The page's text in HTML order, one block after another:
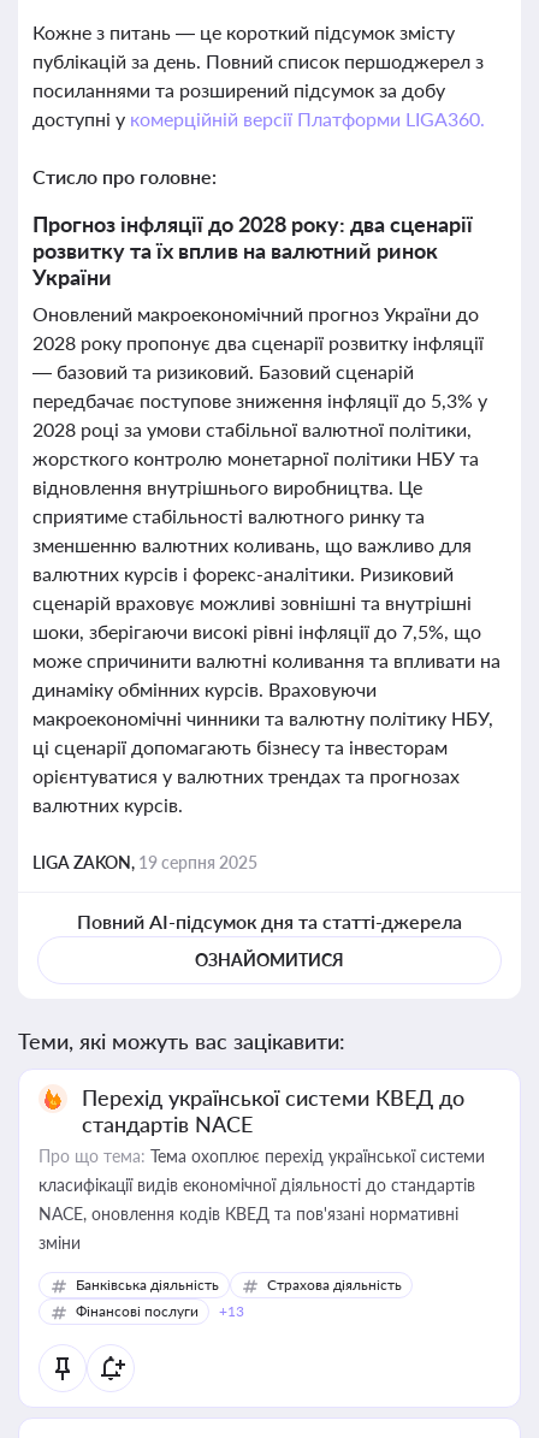
Кожне з питань — це короткий підсумок змісту
публікацій за день. Повний список першоджерел з
посиланнями та розширений підсумок за добу
доступні у комерційній версії Платформи LIGA360.
Стисло про головне:
Прогноз інфляції до 2028 року: два сценарії
розвитку та їх вплив на валютний ринок
України
Оновлений макроекономічний прогноз України до
2028 року пропонує два сценарії розвитку інфляції
— базовий та ризиковий. Базовий сценарій
передбачає поступове зниження інфляції до 5,3% у
2028 році за умови стабільної валютної політики,
жорсткого контролю монетарної політики НБУ та
відновлення внутрішнього виробництва. Це
сприятиме стабільності валютного ринку та
зменшенню валютних коливань, що важливо для
валютних курсів і форекс-аналітики. Ризиковий
сценарій враховує можливі зовнішні та внутрішні
шоки, зберігаючи високі рівні інфляції до 7,5%, що
може спричинити валютні коливання та впливати на
динаміку обмінних курсів. Враховуючи
макроекономічні чинники та валютну політику НБУ,
ці сценарії допомагають бізнесу та інвесторам
орієнтуватися у валютних трендах та прогнозах
валютних курсів.
LIGA ZAKON, 19 серпня 2025
Повний AI-підсумок дня та статті-джерела
ОЗНАЙОМИТИСЯ
Теми, які можуть вас зацікавити:
Перехід української системи КВЕД до
стандартів NACE
Про що тема: Тема охоплює перехід української системи
класифікації видів економічної діяльності до стандартів
NACE, оновлення кодів КВЕД та пов'язані нормативні
зміни
Банківська діяльність
Страхова діяльність
Фінансові послуги
+13